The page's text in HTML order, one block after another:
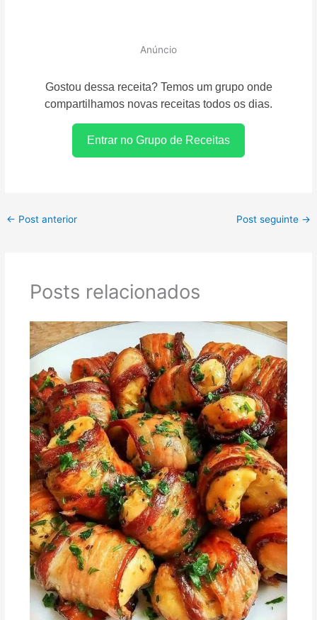
Anúncio
Gostou dessa receita? Temos um grupo onde
compartilhamos novas receitas todos os dias.
Entrar no Grupo de Receitas
← Post anterior Post seguinte →
Posts relacionados